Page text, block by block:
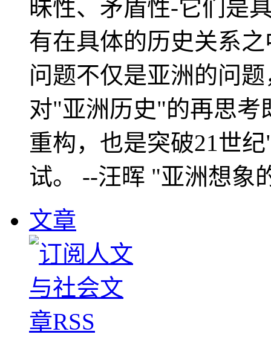
昧性、矛盾性-它们是
有在具体的历史关系
问题不仅是亚洲的问
对"亚洲历史"的再思考
重构，也是突破21世
试。 --汪晖 "亚洲想象
文章